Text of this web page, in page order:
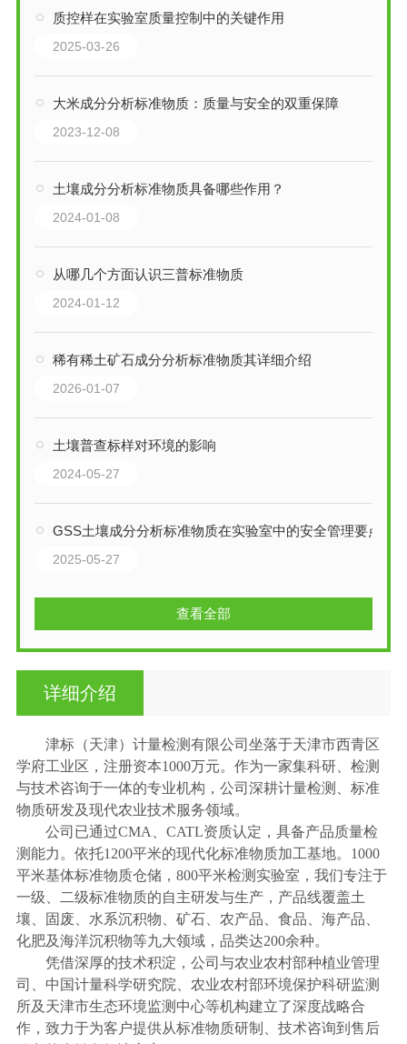
质控样在实验室质量控制中的关键作用
2025-03-26
大米成分分析标准物质：质量与安全的双重保障
2023-12-08
土壤成分分析标准物质具备哪些作用？
2024-01-08
从哪几个方面认识三普标准物质
2024-01-12
稀有稀土矿石成分分析标准物质其详细介绍
2026-01-07
土壤普查标样对环境的影响
2024-05-27
GSS土壤成分分析标准物质在实验室中的安全管理要点
2025-05-27
查看全部
详细介绍
津标（天津）计量检测有限公司坐落于天津市西青区
学府工业区，注册资本1000万元。作为一家集科研、检测
与技术咨询于一体的专业机构，公司深耕计量检测、标准
物质研发及现代农业技术服务领域。
公司已通过CMA、CATL资质认定，具备产品质量检
测能力。依托1200平米的现代化标准物质加工基地。1000
平米基体标准物质仓储，800平米检测实验室，我们专注于
一级、二级标准物质的自主研发与生产，产品线覆盖土
壤、固废、水系沉积物、矿石、农产品、食品、海产品、
化肥及海洋沉积物等九大领域，品类达200余种。
凭借深厚的技术积淀，公司与农业农村部种植业管理
司、中国计量科学研究院、农业农村部环境保护科研监测
所及天津市生态环境监测中心等机构建立了深度战略合
作，致力于为客户提供从标准物质研制、技术咨询到售后